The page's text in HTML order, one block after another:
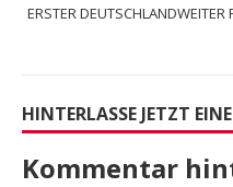
ERSTER
HINTERLASSE JETZT
Kommentar